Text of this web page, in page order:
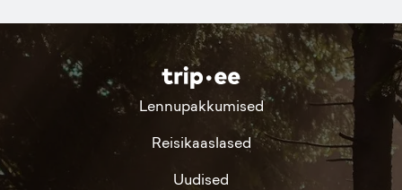
Lennupakkumised
Reisikaaslased
Uudised